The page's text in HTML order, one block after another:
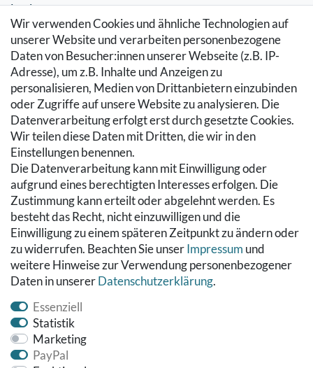
Wir verwenden Cookies und ähnliche Technologien auf
unserer Website und verarbeiten personenbezogene
Daten von Besucher:innen unserer Webseite (z.B. IP-
Adresse), um z.B. Inhalte und Anzeigen zu
personalisieren, Medien von Drittanbietern einzubinden
oder Zugriffe auf unsere Website zu analysieren. Die
Datenverarbeitung erfolgt erst durch gesetzte Cookies.
Wir teilen diese Daten mit Dritten, die wir in den
Einstellungen benennen.
Die Datenverarbeitung kann mit Einwilligung oder
aufgrund eines berechtigten Interesses erfolgen. Die
Zustimmung kann erteilt oder abgelehnt werden. Es
besteht das Recht, nicht einzuwilligen und die
Einwilligung zu einem späteren Zeitpunkt zu ändern oder
zu widerrufen. Beachten Sie unserImpressum und
weitere Hinweise zur Verwendung personenbezogener
Daten in unsererDaten­schutz­erklärung.
Essenziell
Statistik
Marketing
PayPal
Login
SERVICE
Zahlung & Versand
Warenkorb
Zur Kasse
Hilfe
RECHTLICHES
Kontakt
Datenschutzerklärung
AGB
Impressum
Hinweise zur Batterieentsorgung
Widerrufs­recht
Vertrag widerrufen